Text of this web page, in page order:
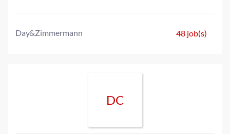
Day&Zimmermann 48 job(s)
DC